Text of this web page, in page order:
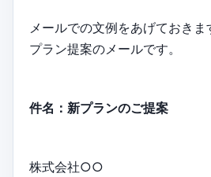
メールでの文例をあげておきま
プラン提案のメールです。
件名：新プランのご提案
株式会社○○